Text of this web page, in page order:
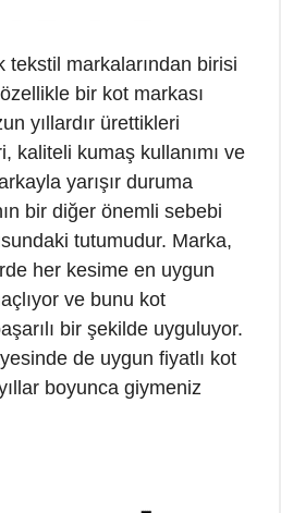
tekstil markalarından birisi
bir kot markası
yıllardır ürettikleri
kaliteli kumaş kullanımı ve
yarışır duruma
bir diğer önemli sebebi
tutumudur. Marka,
her kesime en uygun
ve bunu kot
bir şekilde uyguluyor.
de uygun fiyatlı kot
boyunca giymeniz